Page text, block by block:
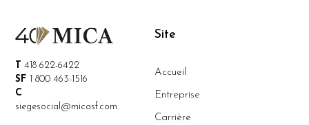
T 418 622-6422
SF 1 800 463-1516
C
siegesocial@micasf.com
Site
Accueil
Entreprise
Carrière